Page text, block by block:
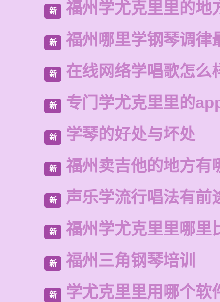
新 福州学尤克里里的地
新 福州哪里学钢琴调律
新 在线网络学唱歌怎么
新 专门学尤克里里的
新 学琴的好处与坏处
新 福州卖吉他的地方有
新 声乐学流行唱法有前
新 福州学尤克里里哪里
新 福州三角钢琴培训
新 学尤克里里用哪个软